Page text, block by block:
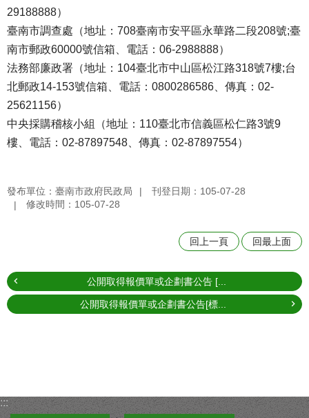
29188888）
臺南市調查處（地址：708臺南市安平區永華路二段208號;臺
南市郵政60000號信箱、電話：06-2988888）
法務部廉政署（地址：104臺北市中山區松江路318號7樓;台
北郵政14-153號信箱、電話：0800286586、傳真：02-
25621156）
中央採購稽核小組（地址：110臺北市信義區松仁路3號9
樓、電話：02-87897548、傳真：02-87897554）
發布單位：臺南市政府民政局
刊登日期：105-07-28
修改時間：105-07-28
回上一頁 回最上面
公開取得報價單或企劃書公告 [...
公開取得報價單或企劃書公告[標...
:::